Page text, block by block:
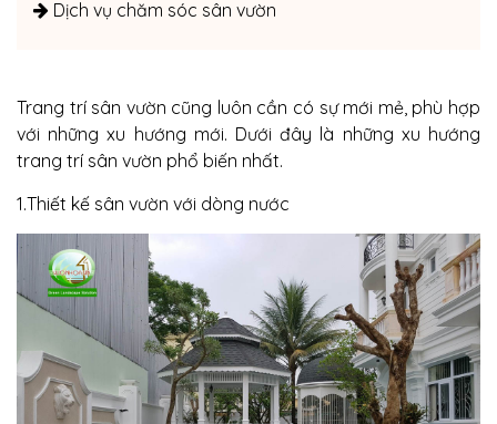
Dịch vụ chăm sóc sân vườn
Trang trí sân vườn cũng luôn cần có sự mới mẻ, phù hợp
với những xu hướng mới. Dưới đây là những xu hướng
trang trí sân vườn phổ biến nhất.
1.Thiết kế sân vườn với dòng nước